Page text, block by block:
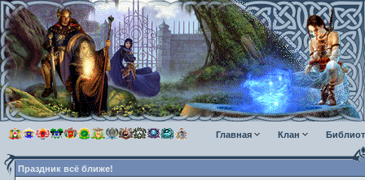
Главная Клан
Праздник всё ближе!